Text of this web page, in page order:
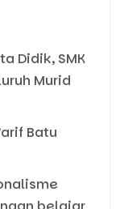
Didik, SMK
Murid
Batu